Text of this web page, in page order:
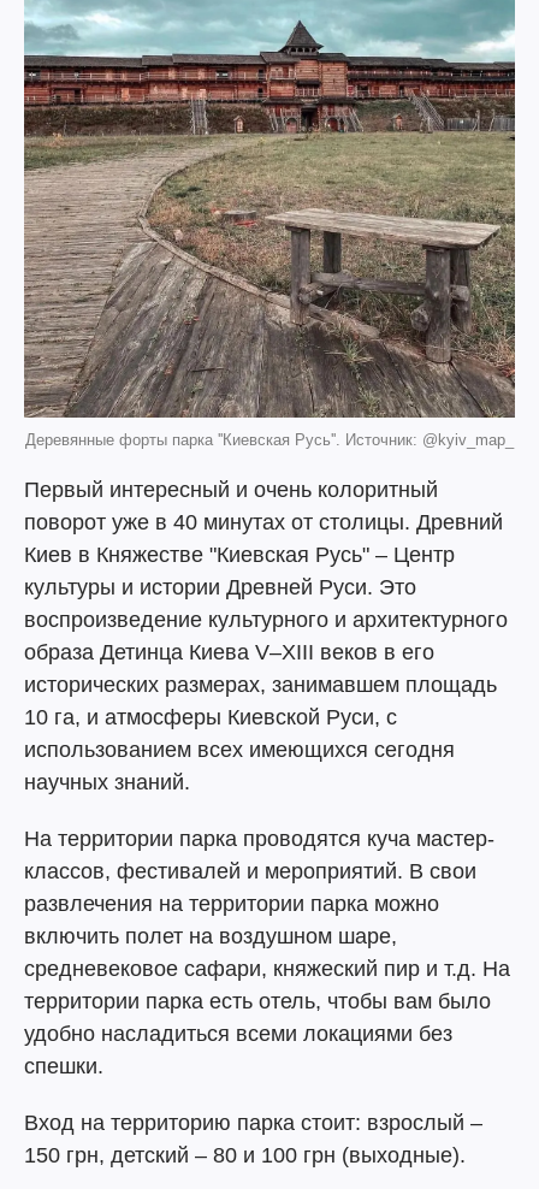
Деревянные форты парка ''Киевская Русь''. Источник: @kyiv_map_
Первый интересный и очень колоритный
поворот уже в 40 минутах от столицы. Древний
Киев в Княжестве "Киевская Русь" – Центр
культуры и истории Древней Руси. Это
воспроизведение культурного и архитектурного
образа Детинца Киева V–XIII веков в его
исторических размерах, занимавшем площадь
10 га, и атмосферы Киевской Руси, с
использованием всех имеющихся сегодня
научных знаний.
На территории парка проводятся куча мастер-
классов, фестивалей и мероприятий. В свои
развлечения на территории парка можно
включить полет на воздушном шаре,
средневековое сафари, княжеский пир и т.д. На
территории парка есть отель, чтобы вам было
удобно насладиться всеми локациями без
спешки.
Вход на территорию парка стоит: взрослый –
150 грн, детский – 80 и 100 грн (выходные).